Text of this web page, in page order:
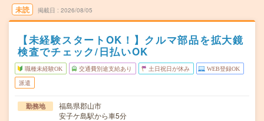
未読 掲載日 2026/08/05
【未経験スタートOK！】クルマ部品を拡大鏡
検査でチェック/日払いOK
職種未経験OK 交通費別途支給あり 土日祝日が休み WEB登録OK
派遣
勤務地
福島県郡山市
安子ケ島駅から車5分